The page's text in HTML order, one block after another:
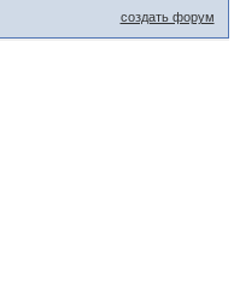
создать форум